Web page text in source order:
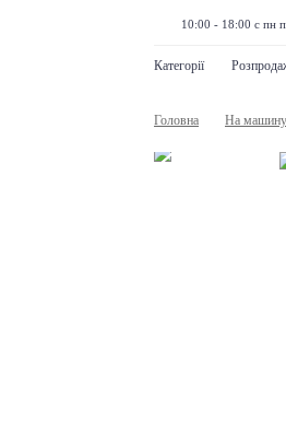
10:00 - 18:00 с пн
Категорії
Головна На машину